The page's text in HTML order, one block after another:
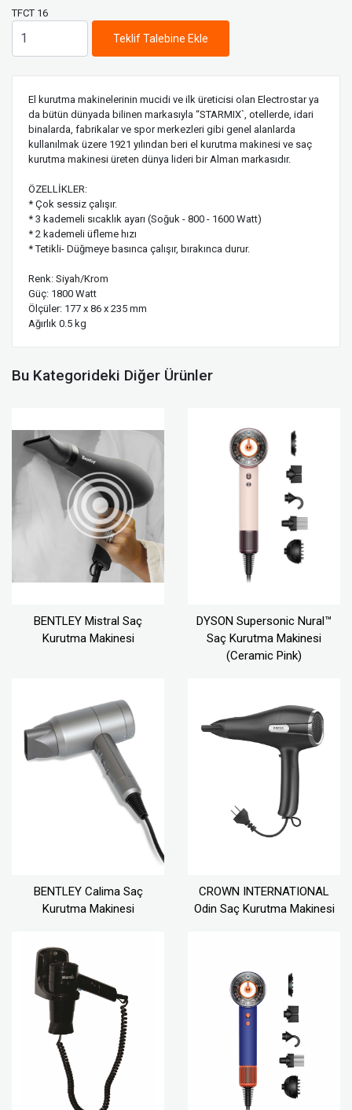
TFCT 16
Teklif Talebine Ekle
El kurutma makinelerinin mucidi ve ilk üreticisi olan Electrostar ya
da bütün dünyada bilinen markasıyla “STARMIX`, otellerde, idari
binalarda, fabrikalar ve spor merkezleri gibi genel alanlarda
kullanılmak üzere 1921 yılından beri el kurutma makinesi ve saç
kurutma makinesi üreten dünya lideri bir Alman markasıdır.
ÖZELLİKLER:
* Çok sessiz çalışır.
* 3 kademeli sıcaklık ayarı (Soğuk - 800 - 1600 Watt)
* 2 kademeli üfleme hızı
* Tetikli- Düğmeye basınca çalışır, bırakınca durur.
Renk: Siyah/Krom
Güç: 1800 Watt
Ölçüler: 177 x 86 x 235 mm
Ağırlık 0.5 kg
Bu Kategorideki Diğer Ürünler
BENTLEY Mistral Saç
Kurutma Makinesi
DYSON Supersonic Nural™
Saç Kurutma Makinesi
(Ceramic Pink)
BENTLEY Calima Saç
Kurutma Makinesi
CROWN INTERNATIONAL
Odin Saç Kurutma Makinesi